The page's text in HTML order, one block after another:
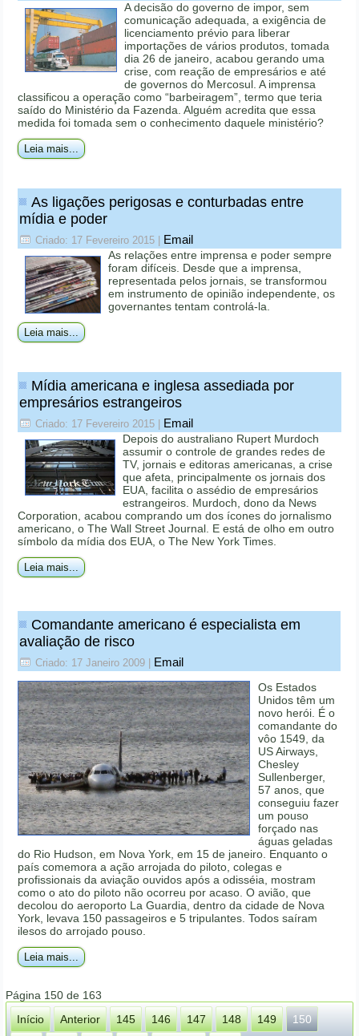
A decisão do governo de impor, sem
comunicação adequada, a exigência de
licenciamento prévio para liberar
importações de vários produtos, tomada
dia 26 de janeiro, acabou gerando uma
crise, com reação de empresários e até
de governos do Mercosul. A imprensa
classificou a operação como “barbeiragem”, termo que teria
saído do Ministério da Fazenda. Alguém acredita que essa
medida foi tomada sem o conhecimento daquele ministério?
Leia mais...
As ligações perigosas e conturbadas entre
mídia e poder
Criado: 17 Fevereiro 2015 Email
As relações entre imprensa e poder sempre
foram difíceis. Desde que a imprensa,
representada pelos jornais, se transformou
em instrumento de opinião independente, os
governantes tentam controlá-la.
Leia mais...
Mídia americana e inglesa assediada por
empresários estrangeiros
Criado: 17 Fevereiro 2015 Email
Depois do australiano Rupert Murdoch
assumir o controle de grandes redes de
TV, jornais e editoras americanas, a crise
que afeta, principalmente os jornais dos
EUA, facilita o assédio de empresários
estrangeiros. Murdoch, dono da News
Corporation, acabou comprando um dos ícones do jornalismo
americano, o The Wall Street Journal. E está de olho em outro
símbolo da mídia dos EUA, o The New York Times.
Leia mais...
Comandante americano é especialista em
avaliação de risco
Criado: 17 Janeiro 2009 Email
Os Estados
Unidos têm um
novo herói. É o
comandante do
vôo 1549, da
US Airways,
Chesley
Sullenberger,
57 anos, que
conseguiu fazer
um pouso
forçado nas
águas geladas
do Rio Hudson, em Nova York, em 15 de janeiro. Enquanto o
país comemora a ação arrojada do piloto, colegas e
profissionais da aviação ouvidos após a odisséia, mostram
como o ato do piloto não ocorreu por acaso. O avião, que
decolou do aeroporto La Guardia, dentro da cidade de Nova
York, levava 150 passageiros e 5 tripulantes. Todos saíram
ilesos do arrojado pouso.
Leia mais...
Página 150 de 163
Início
Anterior 145 146 147 148 149 150